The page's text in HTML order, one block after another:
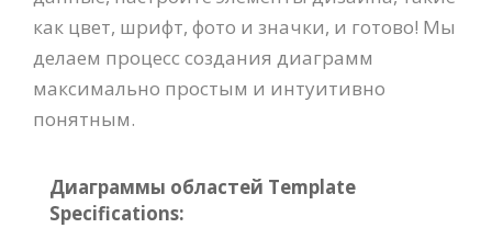
как цвет, шрифт, фото и значки, и готово! Мы
делаем процесс создания диаграмм
максимально простым и интуитивно
понятным.
Диаграммы областей Template
Specifications: